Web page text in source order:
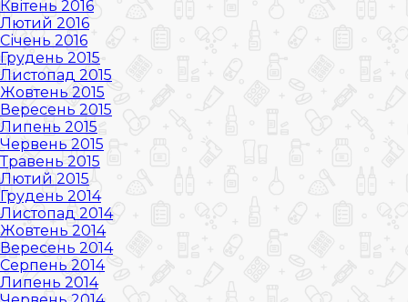
Квітень 2016
Лютий 2016
Січень 2016
Грудень 2015
Листопад 2015
Жовтень 2015
Вересень 2015
Липень 2015
Червень 2015
Травень 2015
Лютий 2015
Грудень 2014
Листопад 2014
Жовтень 2014
Вересень 2014
Серпень 2014
Липень 2014